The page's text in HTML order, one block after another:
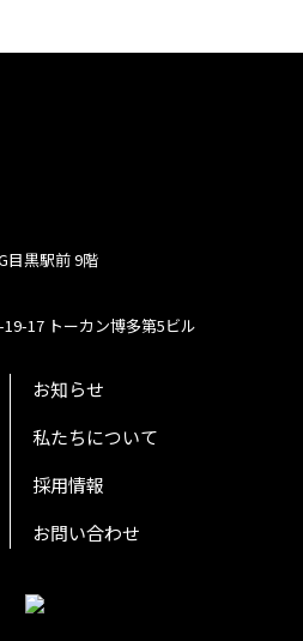
目黒駅前 9階
17 トーカン博多第5ビル
お知らせ
私たちについて
採用情報
お問い合わせ